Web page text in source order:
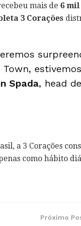
mais de 6 mil
3 Corações
Spada, head
a 3 Corações
como hábito
Próximo